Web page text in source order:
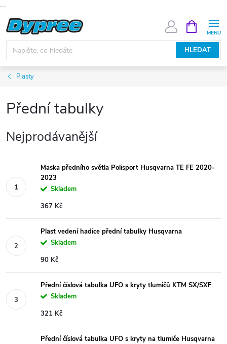
--
Přejít
na
obsah
HLEDAT
NÁKUPNÍ
KOŠÍK
Plasty
Přední tabulky
Nejprodávanější
Maska předního světla Polisport Husqvarna TE FE 2020-
2023
Skladem
367 Kč
Plast vedení hadice přední tabulky Husqvarna
Skladem
90 Kč
Přední číslová tabulka UFO s kryty tlumičů KTM SX/SXF
Skladem
321 Kč
Přední číslová tabulka UFO s kryty na tlumiče Husqvarna